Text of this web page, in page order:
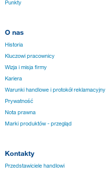
Punkty
O nas
Historia
Kluczowi pracownicy
Wizja i misja firmy
Kariera
Warunki handlowe i protokół reklamacyjny
Prywatność
Nota prawna
Marki produktów - przegląd
Kontakty
Przedstawiciele handlowi